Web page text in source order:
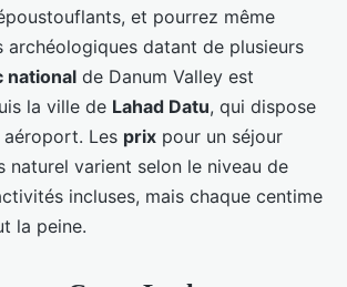
et pourrez même
archéologiques datant de plusieurs
national de Danum Valley est
la ville de Lahad Datu, qui dispose
aéroport. Les prix pour un séjour
naturel varient selon le niveau de
incluses, mais chaque centime
la peine.